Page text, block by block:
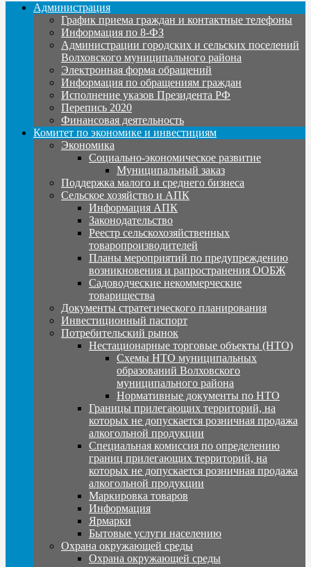
Администрация
График приема граждан и контактные телефоны
Информация по 8-ФЗ
Администрации городских и сельских поселений
Волховского муниципального района
Электронная форма обращений
Информация по обращениям граждан
Исполнение указов Президента РФ
Перепись 2020
Финансовая деятельность
Комитет по экономике и инвестициям
Экономика
Социально-экономическое развитие
Муниципальный заказ
Поддержка малого и среднего бизнеса
Сельское хозяйство и АПК
Информация АПК
Законодательство
Реестр сельскохозяйственных
товаропроизводителей
Планы мероприятий по предупреждению
возникновения и рапространения ООБЖ
Садоводческие некоммерческие
товарищества
Документы стратегического планирования
Инвестиционный паспорт
Потребительский рынок
Нестационарные торговые объекты (НТО)
Схемы НТО муниципальных
образований Волховского
муниципального района
Нормативные документы по НТО
Границы прилегающих территорий, на
которых не допускается розничная продажа
алкогольной продукции
Специальная комиссия по определению
границ прилегающих территорий, на
которых не допускается розничная продажа
алкогольной продукции
Маркировка товаров
Информация
Ярмарки
Бытовые услуги населению
Охрана окружающей среды
Охрана окружающей среды